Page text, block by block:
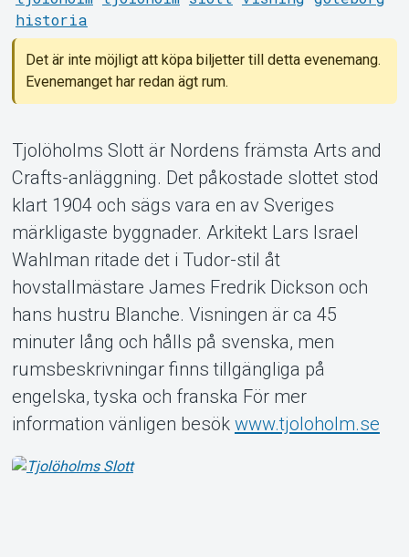
Om Tickster
historia
Det är inte möjligt att köpa biljetter till detta evenemang.
Evenemanget har redan ägt rum.
Tjolöholms Slott är Nordens främsta Arts and
Crafts-anläggning. Det påkostade slottet stod
klart 1904 och sägs vara en av Sveriges
märkligaste byggnader. Arkitekt Lars Israel
Wahlman ritade det i Tudor-stil åt
hovstallmästare James Fredrik Dickson och
hans hustru Blanche. Visningen är ca 45
minuter lång och hålls på svenska, men
rumsbeskrivningar finns tillgängliga på
engelska, tyska och franska För mer
information vänligen besök www.tjoloholm.se